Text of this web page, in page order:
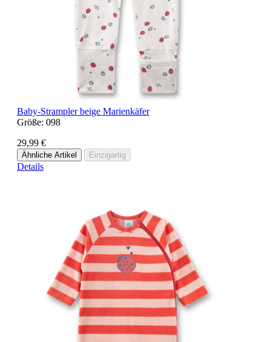
Baby-Strampler beige Marienkäfer
Größe: 098
29,99 €
Ähnliche Artikel Einzigartig
Details